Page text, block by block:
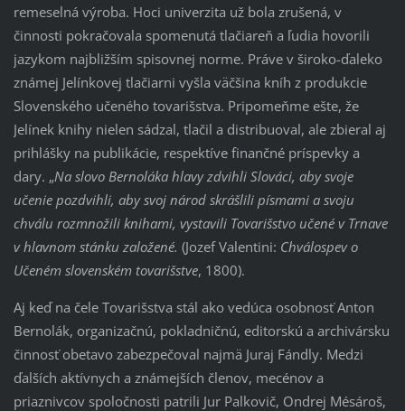
remeselná výroba. Hoci univerzita už bola zrušená, v
činnosti pokračovala spomenutá tlačiareň a ľudia hovorili
jazykom najbližším spisovnej norme. Práve v široko-ďaleko
známej Jelínkovej tlačiarni vyšla väčšina kníh z produkcie
Slovenského učeného tovarišstva. Pripomeňme ešte, že
Jelínek knihy nielen sádzal, tlačil a distribuoval, ale zbieral aj
prihlášky na publikácie, respektíve finančné príspevky a
dary. „Na slovo Bernoláka hlavy zdvihli Slováci, aby svoje
učenie pozdvihli, aby svoj národ skrášlili písmami a svoju
chválu rozmnožili knihami, vystavili Tovarišstvo učené v Trnave
v hlavnom stánku založené. (Jozef Valentini: Chválospev o
Učeném slovenském tovarišstve, 1800).
Aj keď na čele Tovarišstva stál ako vedúca osobnosť Anton
Bernolák, organizačnú, pokladničnú, editorskú a archivársku
činnosť obetavo zabezpečoval najmä Juraj Fándly. Medzi
ďalších aktívnych a známejších členov, mecénov a
priaznivcov spoločnosti patrili Jur Palkovič, Ondrej Mésároš,